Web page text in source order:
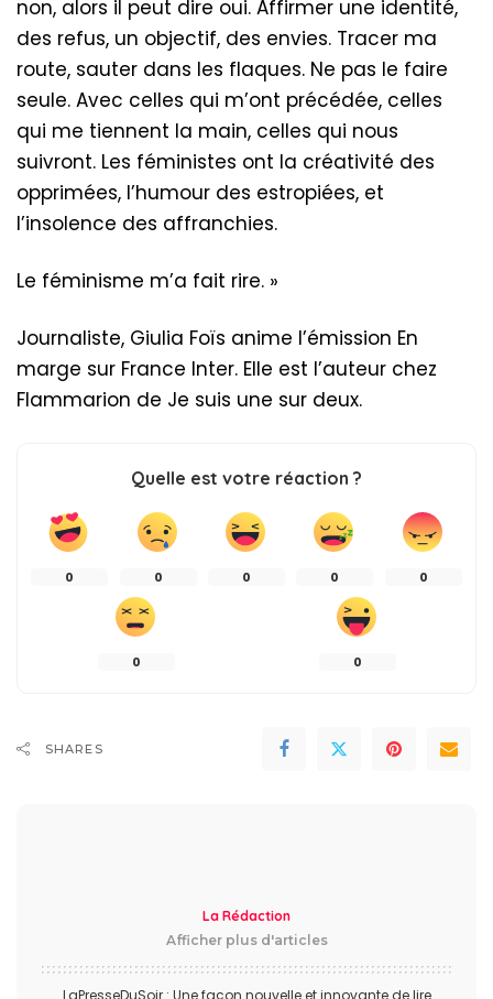
non, alors il peut dire oui. Affirmer une identité,
des refus, un objectif, des envies. Tracer ma
route, sauter dans les flaques. Ne pas le faire
seule. Avec celles qui m’ont précédée, celles
qui me tiennent la main, celles qui nous
suivront. Les féministes ont la créativité des
opprimées, l’humour des estropiées, et
l’insolence des affranchies.
Le féminisme m’a fait rire. »
Journaliste, Giulia Foïs anime l’émission En
marge sur France Inter. Elle est l’auteur chez
Flammarion de Je suis une sur deux.
Quelle est votre réaction ?
0 0 0 0 0
0 0
SHARES
La Rédaction
Afficher plus d'articles
LaPresseDuSoir : Une façon nouvelle et innovante de lire